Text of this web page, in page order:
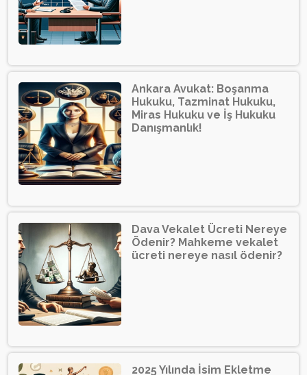
Ankara Avukat: Boşanma
Hukuku, Tazminat Hukuku,
Miras Hukuku ve İş Hukuku
Danışmanlık!
Dava Vekalet Ücreti Nereye
Ödenir? Mahkeme vekalet
ücreti nereye nasıl ödenir?
2025 Yılında İsim Ekletme